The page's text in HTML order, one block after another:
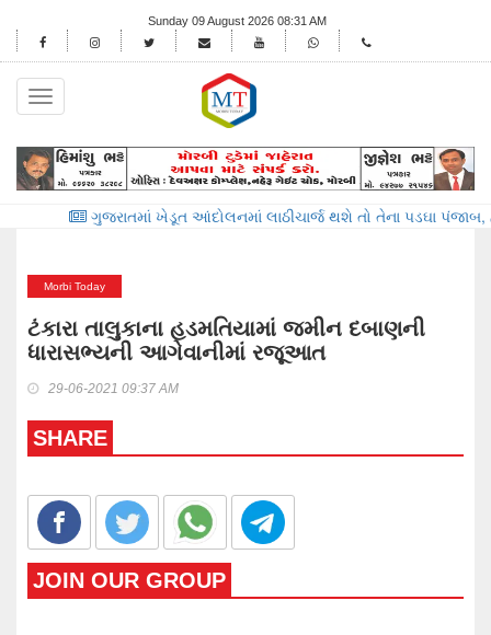
Sunday 09 August 2026 08:31 AM
Toggle
navigation
ગુજરાતમાં ખેડૂત આંદોલનમાં લાઠીચાર્જ થશે તો તેના પડઘા પંજાબ, હરિયાણા
Morbi Today
ટંકારા તાલુકાના હડમતિયામાં જમીન દબાણની
ધારાસભ્યની આગેવાનીમાં રજૂઆત
29-06-2021 09:37 AM
SHARE
JOIN OUR GROUP